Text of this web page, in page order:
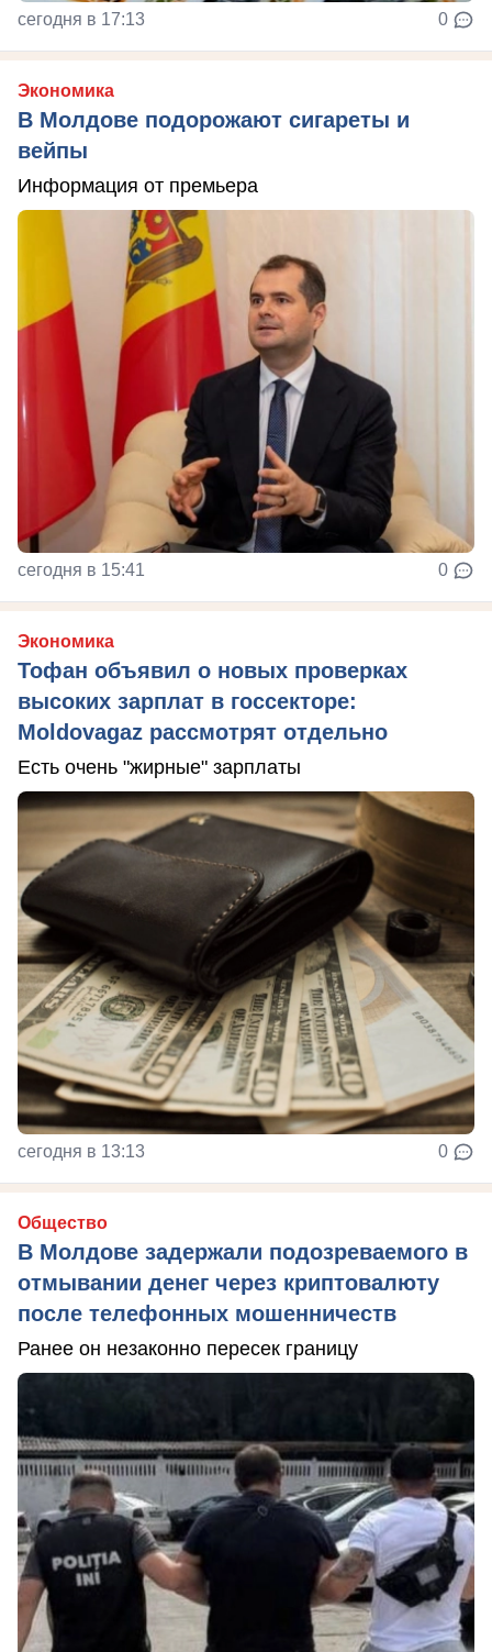
сегодня в 17:13 0
Экономика
В Молдове подорожают сигареты и
вейпы
Информация от премьера
сегодня в 15:41 0
Экономика
Тофан объявил о новых проверках
высоких зарплат в госсекторе:
Moldovagaz рассмотрят отдельно
Есть очень "жирные" зарплаты
сегодня в 13:13 0
Общество
В Молдове задержали подозреваемого в
отмывании денег через криптовалюту
после телефонных мошенничеств
Ранее он незаконно пересек границу